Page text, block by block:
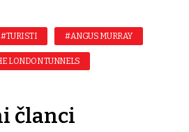
#TURISTI #ANGUS MURRAY
LONDON TUNNELS
članci